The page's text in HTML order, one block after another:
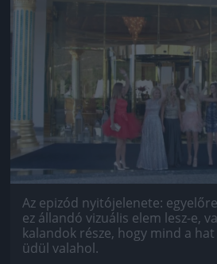
Jön még
Az epizód nyitójelenete:
ez állandó vizuális elem lesz-e,
kalandok része, hogy mind a
üdül valahol.